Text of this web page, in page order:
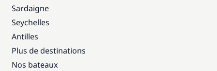
Sardaigne
Seychelles
Antilles
Plus de destinations
Nos bateaux